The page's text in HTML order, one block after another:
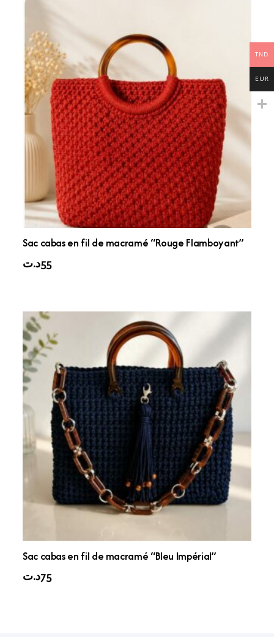
Sac cabas en fil de macramé “Rouge Flamboyant”
55د.ت
Sac cabas en fil de macramé “Bleu Impérial”
75د.ت
TND
EUR